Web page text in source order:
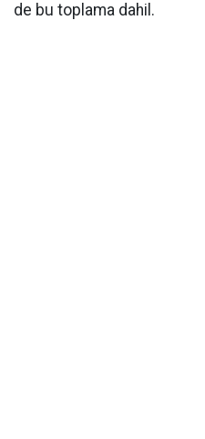
de bu toplama dahil.